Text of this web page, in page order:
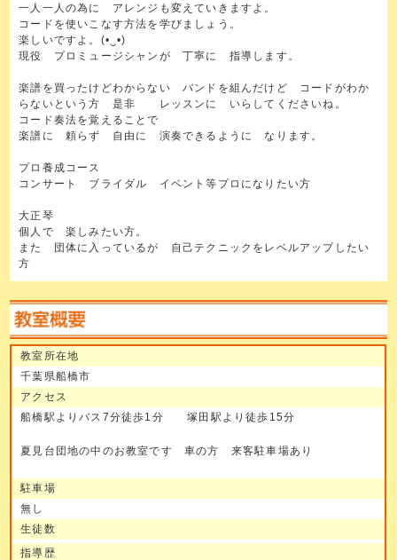
一人一人の為に アレンジも変えていきますよ。
コードを使いこなす方法を学びましょう。
楽しいですよ。(•‿•)
現役 プロミュージシャンが 丁寧に 指導します。
楽譜を買ったけどわからない バンドを組んだけど コードがわか
らないという方 是非 レッスンに いらしてくださいね。
コード奏法を覚えることで
楽譜に 頼らず 自由に 演奏できるように なります。
プロ養成コース
コンサート ブライダル イベント等プロになりたい方
大正琴
個人で 楽しみたい方。
また 団体に入っているが 自己テクニックをレベルアップしたい
方
教室所在地
千葉県船橋市
アクセス
船橋駅よりバス7分徒歩1分 塚田駅より徒歩15分
夏見台団地の中のお教室です 車の方 来客駐車場あり
駐車場
無し
生徒数
指導歴